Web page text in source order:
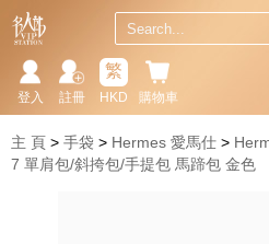
購物車
繁
HKD
註冊
登入
主 頁 手袋 Hermes 愛馬仕
7 單肩包/斜挎包/手提包 馬蹄包 金色